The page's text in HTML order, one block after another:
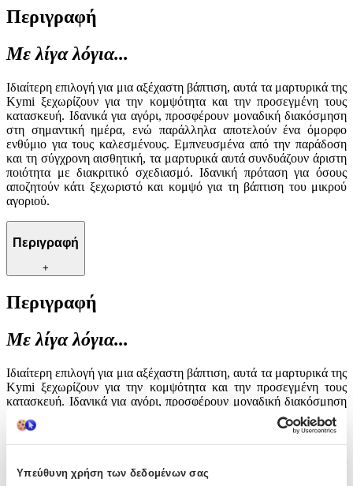
Υπεύθυνη χρήση των δεδομένων σας
Περιγραφή
Με λίγα λόγια...
Ιδιαίτερη επιλογή για μια αξέχαστη βάπτιση, αυτά τα μαρτυρικά της
Kymi ξεχωρίζουν για την κομψότητα και την προσεγμένη τους
κατασκευή. Ιδανικά για αγόρι, προσφέρουν μοναδική διακόσμηση
στη σημαντική ημέρα, ενώ παράλληλα αποτελούν ένα όμορφο
ενθύμιο για τους καλεσμένους. Εμπνευσμένα από την παράδοση
και τη σύγχρονη αισθητική, τα μαρτυρικά αυτά συνδυάζουν άριστη
ποιότητα με διακριτικό σχεδιασμό. Ιδανική πρόταση για όσους
αποζητούν κάτι ξεχωριστό και κομψό για τη βάπτιση του μικρού
αγοριού.
Περιγραφή
+
Περιγραφή
Με λίγα λόγια...
Ιδιαίτερη επιλογή για μια αξέχαστη βάπτιση, αυτά τα μαρτυρικά της
Kymi ξεχωρίζουν για την κομψότητα και την προσεγμένη τους
κατασκευή. Ιδανικά για αγόρι, προσφέρουν μοναδική διακόσμηση
στη σημαντική ημέρα, ενώ παράλληλα αποτελούν ένα όμορφο
ενθύμιο για τους καλεσμένους. Εμπνευσμένα από την παράδοση
και τη σύγχρονη αισθητική, τα μαρτυρικά αυτά συνδυάζουν άριστη
αποζητούν κάτι ξεχωριστό και κομψό για τη βάπτιση του μικρού